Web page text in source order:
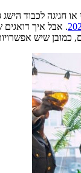
חגיגה לכבוד
. אבל איך דואגים
שיש אפשרויות